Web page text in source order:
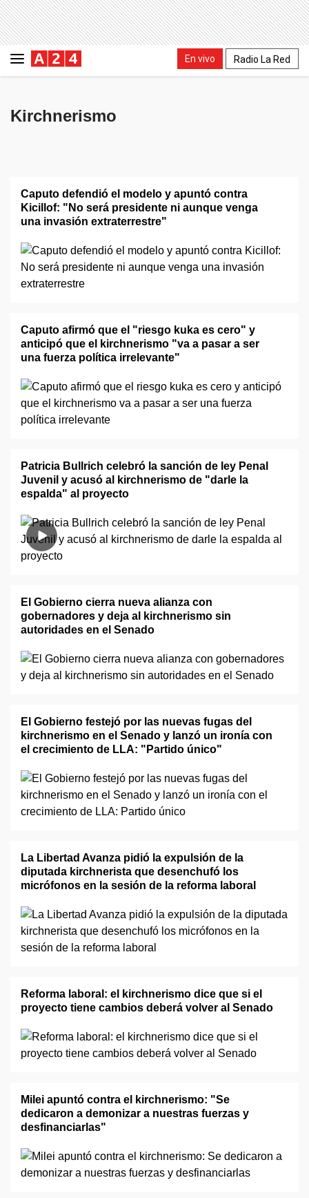
En vivo Radio La Red
Kirchnerismo
Caputo defendió el modelo y apuntó contra
Kicillof: "No será presidente ni aunque venga
una invasión extraterrestre"
Caputo afirmó que el "riesgo kuka es cero" y
anticipó que el kirchnerismo "va a pasar a ser
una fuerza política irrelevante"
Patricia Bullrich celebró la sanción de ley Penal
Juvenil y acusó al kirchnerismo de "darle la
espalda" al proyecto
El Gobierno cierra nueva alianza con
gobernadores y deja al kirchnerismo sin
autoridades en el Senado
El Gobierno festejó por las nuevas fugas del
kirchnerismo en el Senado y lanzó un ironía con
el crecimiento de LLA: "Partido único"
La Libertad Avanza pidió la expulsión de la
diputada kirchnerista que desenchufó los
micrófonos en la sesión de la reforma laboral
Reforma laboral: el kirchnerismo dice que si el
proyecto tiene cambios deberá volver al Senado
Milei apuntó contra el kirchnerismo: "Se
dedicaron a demonizar a nuestras fuerzas y
desfinanciarlas"